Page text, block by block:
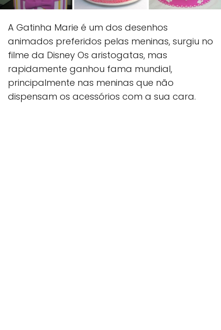
A Gatinha Marie é um dos desenhos
animados preferidos pelas meninas, surgiu no
filme da Disney Os aristogatas, mas
rapidamente ganhou fama mundial,
principalmente nas meninas que não
dispensam os acessórios com a sua cara.